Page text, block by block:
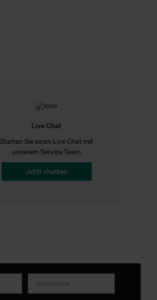
Live Chat
Starten Sie einen Live Chat mit
unserem Service Team
Jetzt chatten